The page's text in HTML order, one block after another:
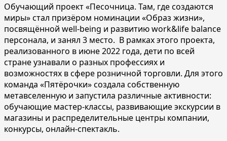
Обучающий проект «Песочница. Там, где создаются
миры» стал призёром номинации «Образ жизни»,
посвящённой well-being и развитию work&life balance
персонала, и занял 3 место. В рамках этого проекта,
реализованного в июне 2022 года, дети по всей
стране узнавали о разных профессиях и
возможностях в сфере розничной торговли. Для этого
команда «Пятёрочки» создала собственную
метавселенную и запустила различные активности:
обучающие мастер-классы, развивающие экскурсии в
магазины и распределительные центры компании,
конкурсы, онлайн-спектакль.